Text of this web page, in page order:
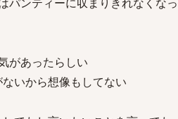
があったらしい
いから想像もしてない